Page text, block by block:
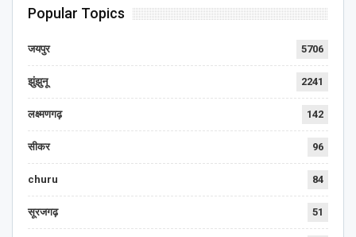
Popular Topics
जयपुर 5706
झुंझुनू 2241
लक्ष्मणगढ़ 142
सीकर 96
churu 84
सूरजगढ़ 51